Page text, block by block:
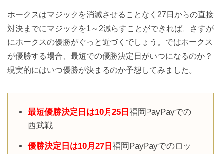
ホークスはマジックを消滅させることなく27日からの直接
対決までにマジックを1～2減らすことができれば、さすが
にホークスの優勝がぐっと近づくでしょう。ではホークス
が優勝する場合、最短での優勝決定日がいつになるのか？
現実的にはいつ優勝が決まるのか予想してみました。
最短優勝決定日は10月25日 福岡PayPayでの
西武戦
優勝決定日は10月27日 福岡PayPayでのロッ